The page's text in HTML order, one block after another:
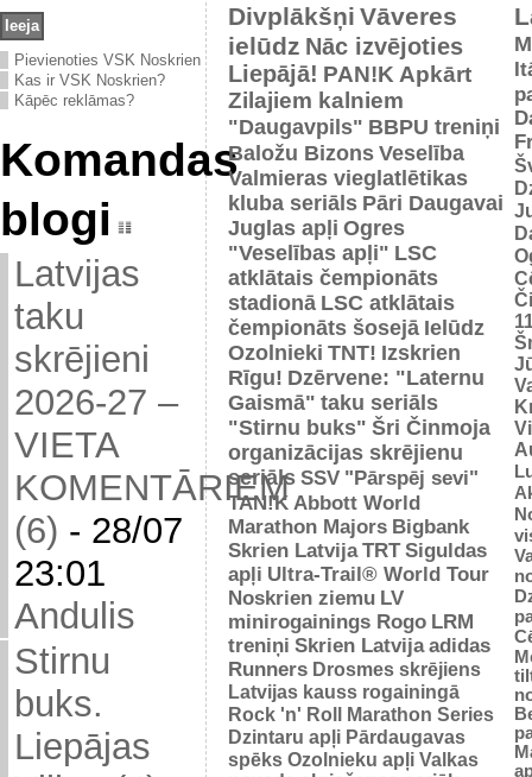
Pievienoties VSK Noskrien
Kas ir VSK Noskrien?
Kāpēc reklāmas?
Komandas
blogi
Latvijas
taku
skrējieni
2026-27 –
VIETA
KOMENTĀRIEM
(6) - 28/07
23:01
Andulis
Stirnu
buks.
Liepājas
Divplākšņi Vāveres
ielūdz Nāc izvējoties
Liepājā! PAN!K Apkārt
Zilajiem kalniem
"Daugavpils" BBPU treniņi
Baložu BizonsVeselība
Valmieras vieglatlētikas
kluba seriāls Pāri Daugavai
Juglas apļi Ogres
"Veselības apļi" LSC
atklātais čempionāts
stadionā LSC atklātais
čempionāts šosejā Ielūdz
Ozolnieki TNT! Izskrien
Rīgu! Dzērvene: "Laternu
Gaismā" taku seriāls
"Stirnu buks" Šri Činmoja
organizācijas skrējienu
seriāls SSV "Pārspēj sevi"
TAN!K Abbott World
Marathon Majors Bigbank
Skrien Latvija TRT Siguldas
apļi Ultra-Trail® World Tour
Noskrien ziemu LV
minirogainings Rogo LRM
treniņi Skrien Latvija adidas
Runners Drosmes skrējiens
Latvijas kauss rogainingā
Rock 'n' Roll Marathon Series
Dzintaru apļi Pārdaugavas
spēks Ozolnieku apļi Valkas